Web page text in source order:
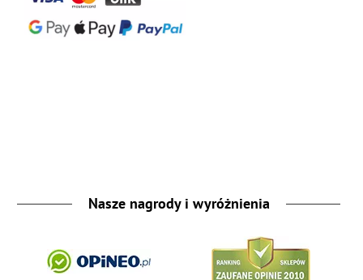
Nasze nagrody i wyróżnienia